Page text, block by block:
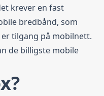
krever en fast
bredbånd, som
tilgang på mobilnett.
de billigste mobile